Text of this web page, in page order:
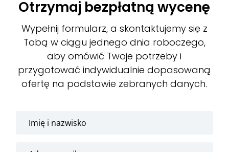
Otrzymaj bezpłatną wycenę
Wypełnij formularz, a skontaktujemy się z
Tobą w ciągu jednego dnia roboczego,
aby omówić Twoje potrzeby i
przygotować indywidualnie dopasowaną
ofertę na podstawie zebranych danych.